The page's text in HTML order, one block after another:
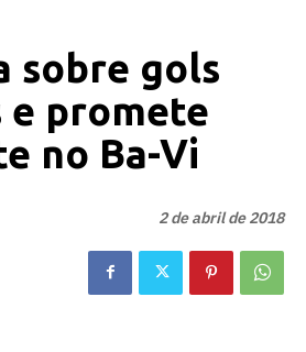
sobre gols
e promete
no Ba-Vi
2 de abril de 2018